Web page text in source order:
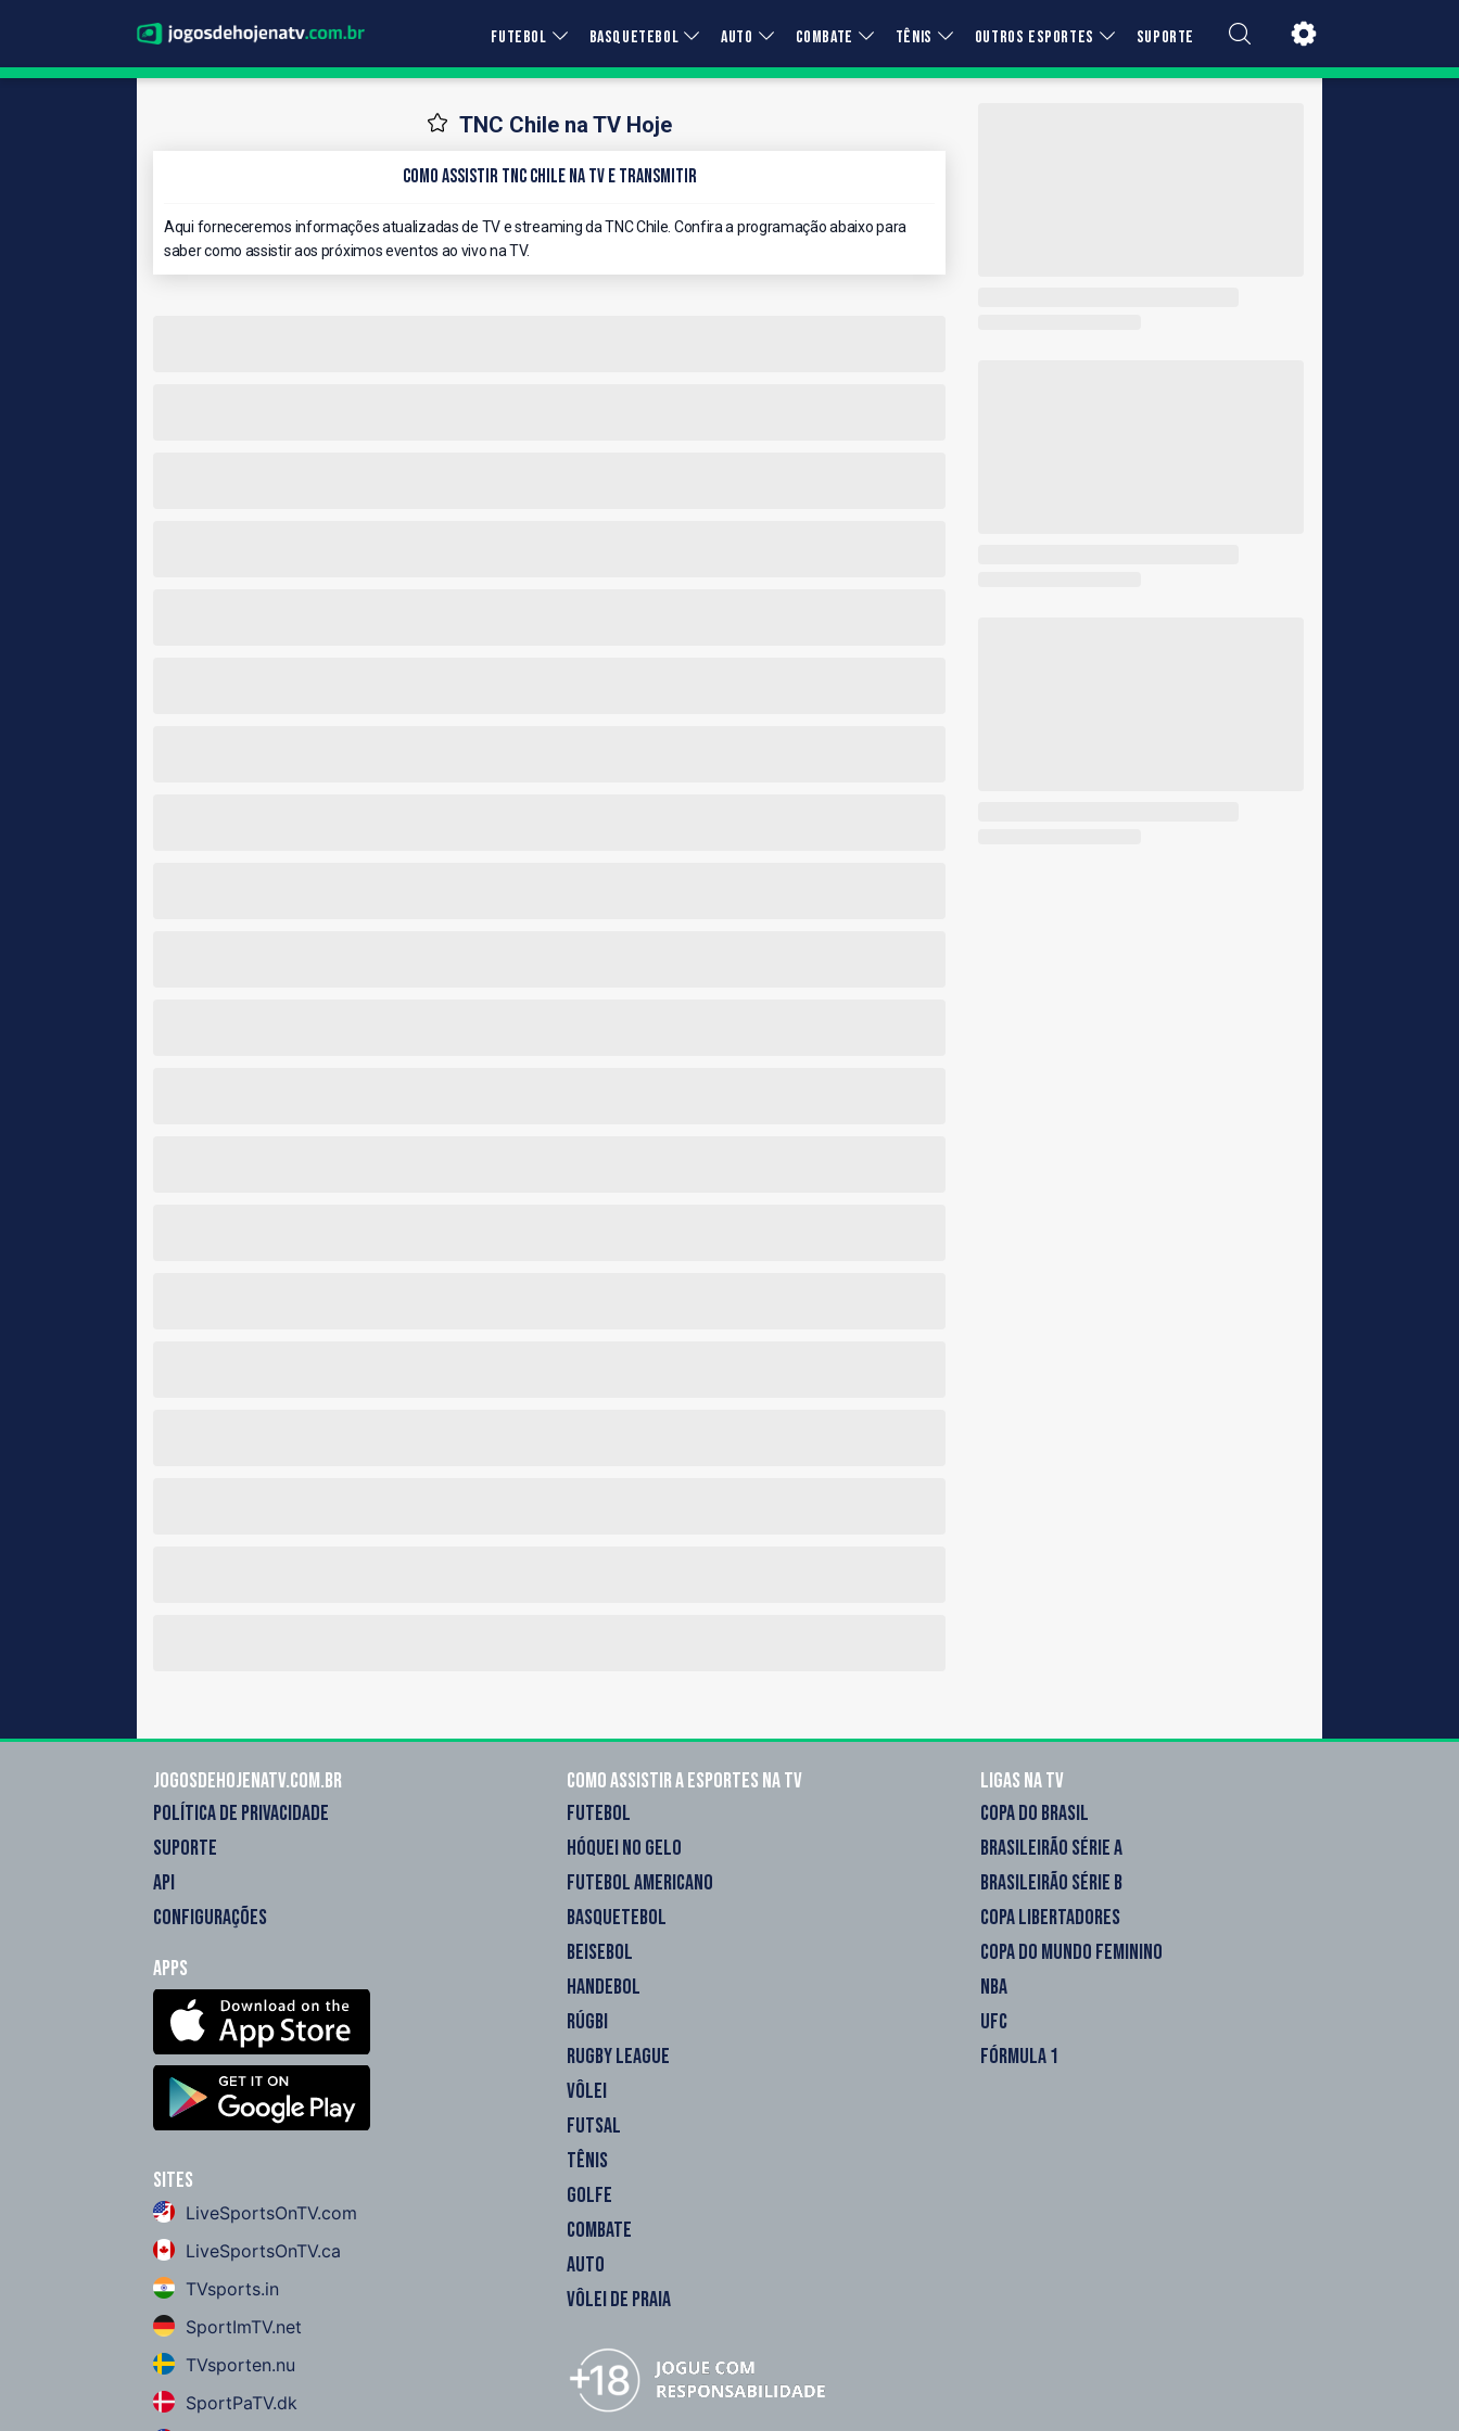
FUTEBOL BASQUETEBOL AUTO COMBATE TÊNIS OUTROS ESPORTES SUPORTE
TNC Chile na TV Hoje
Como Assistir TNC Chile na TV e Transmitir
Aqui forneceremos informações atualizadas de TV e streaming da TNC Chile. Confira a programação abaixo para
saber como assistir aos próximos eventos ao vivo na TV.
Jogosdehojenatv.com.br
POLÍTICA DE PRIVACIDADE
SUPORTE
API
CONFIGURAÇÕES
Apps
Sites
LiveSportsOnTV.com
LiveSportsOnTV.ca
TVsports.in
SportImTV.net
TVsporten.nu
SportPaTV.dk
Como assistir a esportes na TV
FUTEBOL
HÓQUEI NO GELO
FUTEBOL AMERICANO
BASQUETEBOL
BEISEBOL
HANDEBOL
RÚGBI
RUGBY LEAGUE
VÔLEI
FUTSAL
TÊNIS
GOLFE
COMBATE
AUTO
VÔLEI DE PRAIA
Ligas na TV
COPA DO BRASIL
BRASILEIRÃO SÉRIE A
BRASILEIRÃO SÉRIE B
COPA LIBERTADORES
COPA DO MUNDO FEMININO
NBA
UFC
FÓRMULA 1